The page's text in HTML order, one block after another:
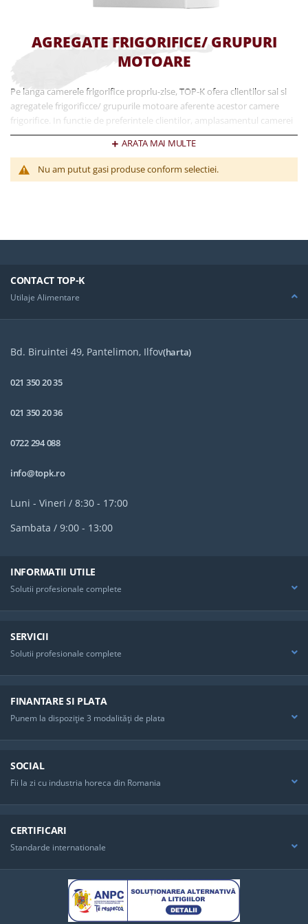
AGREGATE FRIGORIFICE/ GRUPURI
MOTOARE
Pe langa camerele frigorifice propriu-zise, TOP-K ofera clientilor sai si
agregatele frigorificce/ grupurile motoare aferente acestor camere
frigorifice. In functie de preferintele clientilor, amplasamentul camerei
frigorifice, tipul camerei frigorifice, temperaturile de lucru necesare,
precum si alte variabile, TOP-K ofera si recomanda totodata clientilor
sai grupurile motoare necesare camerelor frigorifice vizate. Exista
doua tipuri de grupuri motoare pentru camerele frigorifice: - grupuri
ARATA MAI MULTE
Nu am putut gasi produse conform selectiei.
CONTACT TOP-K
Utilaje Alimentare
Bd. Biruintei 49, Pantelimon, Ilfov(harta)
021 350 20 35
021 350 20 36
0722 294 088
info@topk.ro
Luni - Vineri / 8:30 - 17:00
Sambata / 9:00 - 13:00
INFORMATII UTILE
Solutii profesionale complete
SERVICII
Solutii profesionale complete
FINANTARE SI PLATA
Punem la dispoziţie 3 modalităţi de plata
SOCIAL
Fii la zi cu industria horeca din Romania
CERTIFICARI
Standarde internationale